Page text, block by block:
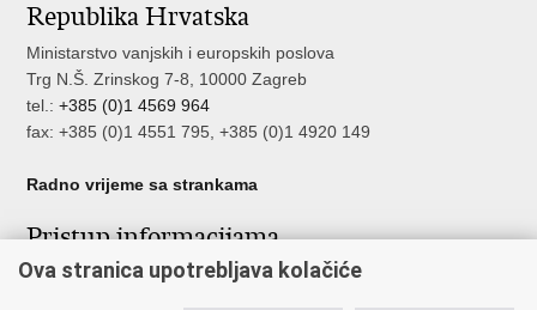
Facebooku
Twitteru
Republika Hrvatska
Ministarstvo vanjskih i europskih poslova
Trg N.Š. Zrinskog 7-8, 10000 Zagreb
tel.:+385 (0)1 4569 964
fax: +385 (0)1 4551 795, +385 (0)1 4920 149
Radno vrijeme sa strankama
Pristup informacijama
Pristup informacijama
Ova stranica upotrebljava kolačiće